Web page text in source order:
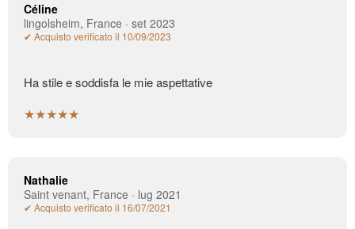
Céline
lingolsheim, France · set 2023
✔ Acquisto verificato il 10/09/2023
Ha stile e soddisfa le mie aspettative
★★★★★
Nathalie
Saint venant, France · lug 2021
✔ Acquisto verificato il 16/07/2021